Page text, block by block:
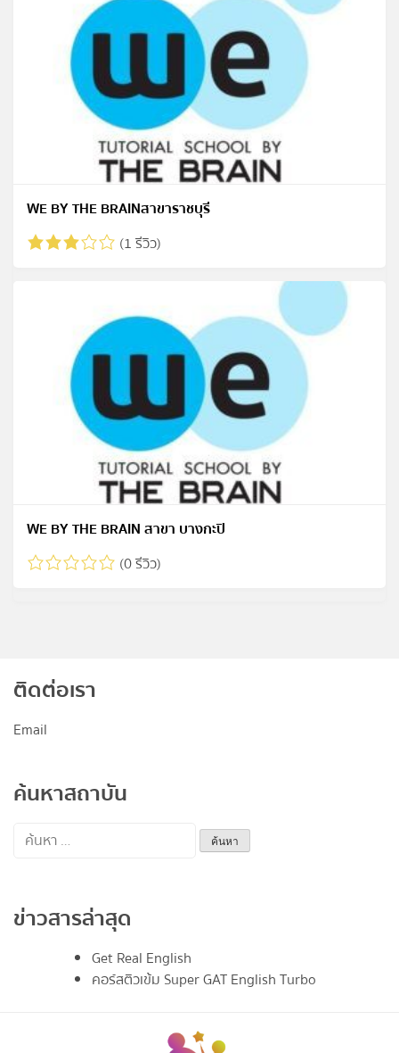
WE BY THE BRAINสาขาราชบุรี
(1 รีวิว)
WE BY THE BRAIN สาขา บางกะปิ
(0 รีวิว)
ติดต่อเรา
Email
ค้นหาสถาบัน
ค้นหา
ข่าวสารล่าสุด
Get Real English
คอร์สติวเข้ม Super GAT English Turbo